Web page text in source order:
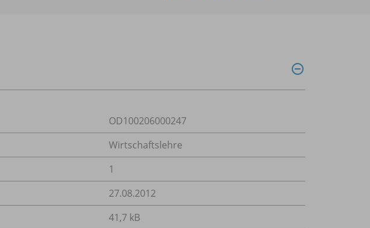
OD100206000247
Wirtschaftslehre
1
27.08.2012
41,7 kB